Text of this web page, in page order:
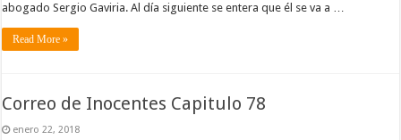
abogado Sergio Gaviria. Al día siguiente se entera que él se va a …
Read More »
Correo de Inocentes Capitulo 78
enero 22, 2018